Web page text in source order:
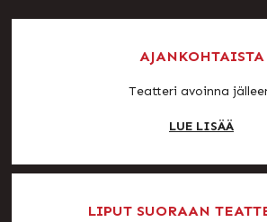
AJANKOHTAISTA
Teatteri avoinna
LUE LISÄÄ
LIPUT SUORAAN